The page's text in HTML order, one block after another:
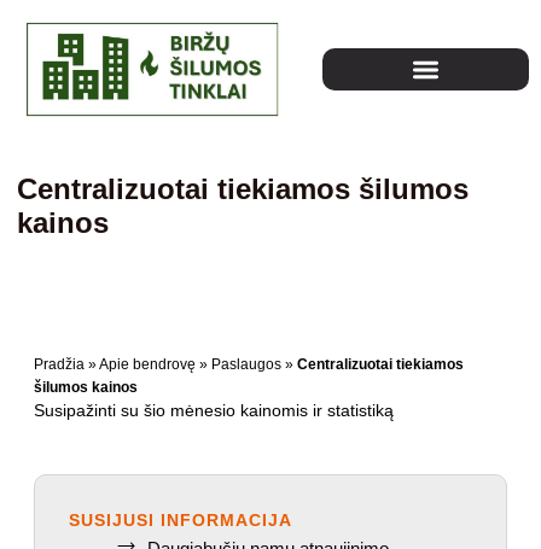
Centralizuotai tiekiamos šilumos
kainos
SUSIJUSI INFORMACIJA
Pradžia »Apie bendrovę » Paslaugos » Centralizuotai tiekiamos
šilumos kainos
Susipažinti su šio mėnesio kainomis ir statistiką